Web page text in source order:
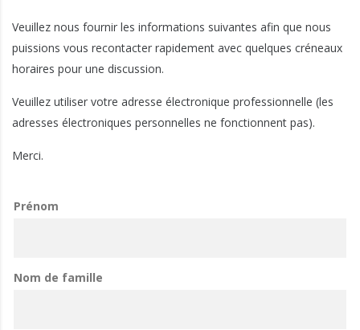
Veuillez nous fournir les informations suivantes afin que nous
puissions vous recontacter rapidement avec quelques créneaux
horaires pour une discussion.
Veuillez utiliser votre adresse électronique professionnelle (les
adresses électroniques personnelles ne fonctionnent pas).
Merci.
Prénom
Nom de famille